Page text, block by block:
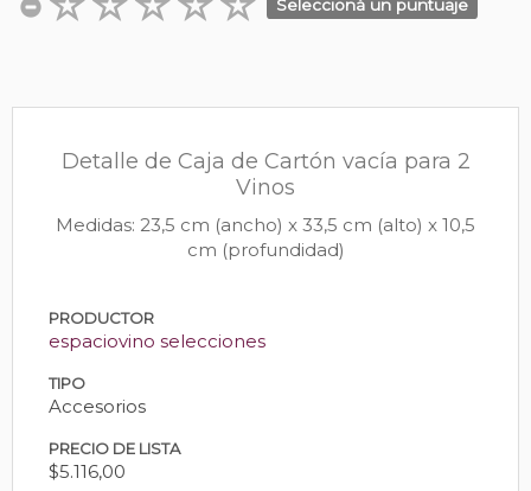
Seleccioná un puntuaje
Detalle de Caja de Cartón vacía para 2
Vinos
Medidas: 23,5 cm (ancho) x 33,5 cm (alto) x 10,5
cm (profundidad)
PRODUCTOR
espaciovino selecciones
TIPO
Accesorios
PRECIO DE LISTA
$5.116,00